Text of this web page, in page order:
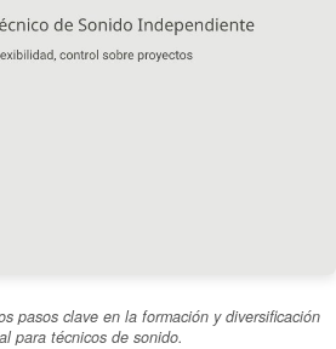
pasos clave en la formación y diversificación
para técnicos de sonido.